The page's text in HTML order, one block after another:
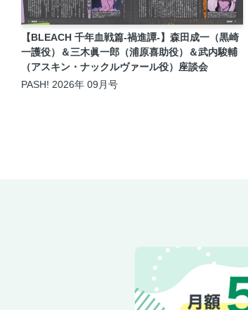
【BLEACH 千年血戦篇-禍進譚-】森田成一（黒崎
一護役）＆三木眞一郎（浦原喜助役）＆武内駿輔
（アスキン・ナックルヴァール役）座談会
PASH! 2026年 09月号